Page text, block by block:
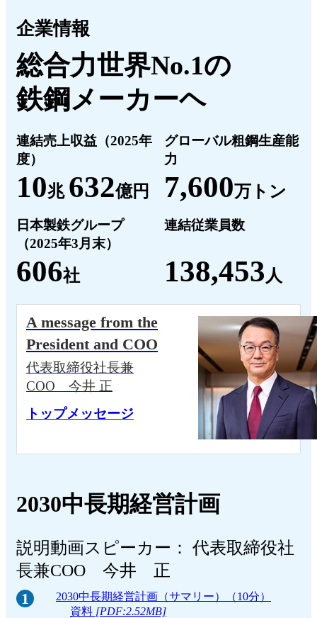
企業情報
総合力世界No.1の
鉄鋼メーカーヘ
連結売上収益（2025年
度）
10兆 632億円
グローバル粗鋼生産能
力
7,600万トン
日本製鉄グループ
（2025年3月末）
606社
連結従業員数
138,453人
A message from the
President and COO
代表取締役社長兼
COO 今井 正
トップメッセージ
2030中長期経営計画
説明動画スピーカー： 代表取締役社
長兼COO 今井 正
1
2030中長期経営計画（サマリー）（10分）
資料 [PDF:2.52MB]